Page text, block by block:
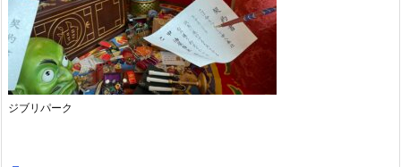
ジブリパーク